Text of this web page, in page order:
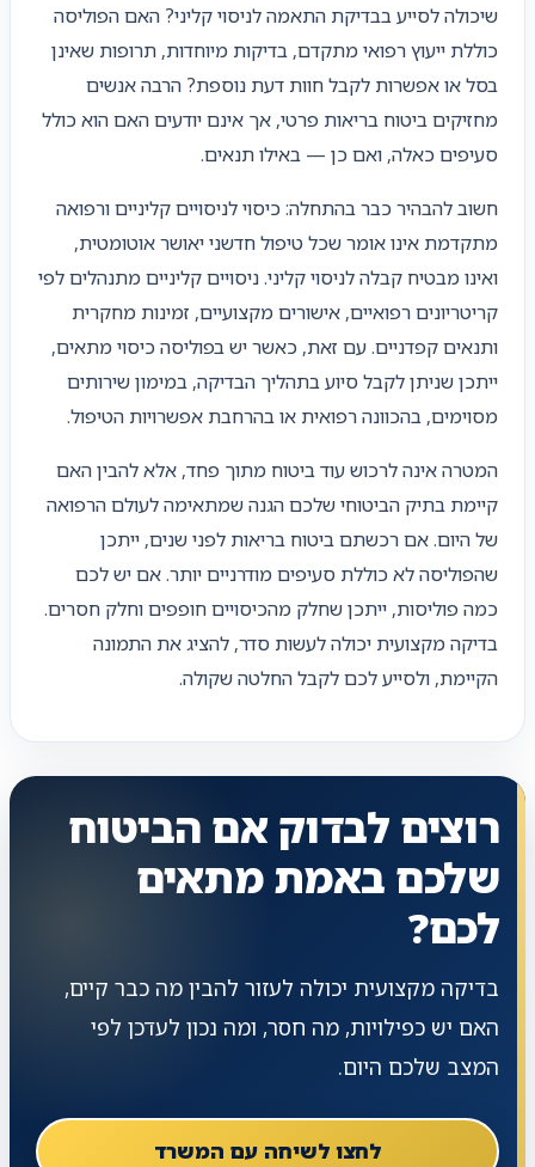
שיכולה לסייע בבדיקת התאמה לניסוי קליני? האם הפוליסה
כוללת ייעוץ רפואי מתקדם, בדיקות מיוחדות, תרופות שאינן
בסל או אפשרות לקבל חוות דעת נוספת? הרבה אנשים
מחזיקים ביטוח בריאות פרטי, אך אינם יודעים האם הוא כולל
סעיפים כאלה, ואם כן — באילו תנאים.
חשוב להבהיר כבר בהתחלה: כיסוי לניסויים קליניים ורפואה
מתקדמת אינו אומר שכל טיפול חדשני יאושר אוטומטית,
ואינו מבטיח קבלה לניסוי קליני. ניסויים קליניים מתנהלים לפי
קריטריונים רפואיים, אישורים מקצועיים, זמינות מחקרית
ותנאים קפדניים. עם זאת, כאשר יש בפוליסה כיסוי מתאים,
ייתכן שניתן לקבל סיוע בתהליך הבדיקה, במימון שירותים
מסוימים, בהכוונה רפואית או בהרחבת אפשרויות הטיפול.
המטרה אינה לרכוש עוד ביטוח מתוך פחד, אלא להבין האם
קיימת בתיק הביטוחי שלכם הגנה שמתאימה לעולם הרפואה
של היום. אם רכשתם ביטוח בריאות לפני שנים, ייתכן
שהפוליסה לא כוללת סעיפים מודרניים יותר. אם יש לכם
כמה פוליסות, ייתכן שחלק מהכיסויים חופפים וחלק חסרים.
בדיקה מקצועית יכולה לעשות סדר, להציג את התמונה
הקיימת, ולסייע לכם לקבל החלטה שקולה.
רוצים לבדוק אם הביטוח
שלכם באמת מתאים
לכם?
בדיקה מקצועית יכולה לעזור להבין מה כבר קיים,
האם יש כפילויות, מה חסר, ומה נכון לעדכן לפי
המצב שלכם היום.
לחצו לשיחה עם המשרד